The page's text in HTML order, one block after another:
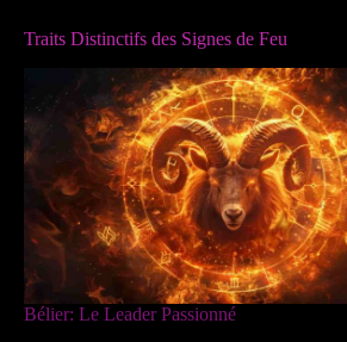
Traits Distinctifs des Signes de Feu
Bélier: Le Leader Passionné